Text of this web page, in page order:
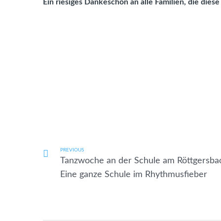
Ein riesiges Dankeschön an alle Familien, die
PREVIOUS
Tanzwoche an der Schule am
Eine ganze Schule im Rhythmusfieber